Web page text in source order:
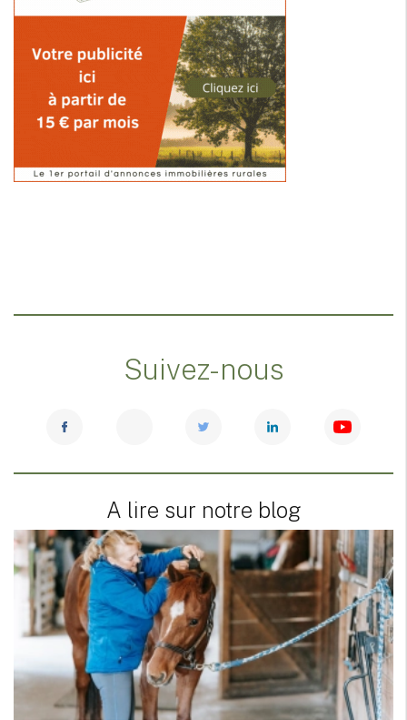
Suivez-nous
A lire sur notre blog